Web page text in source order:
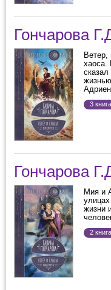
Гончарова
Ветер,
хаоса.
3 книга
Гончарова
Мия и
жизни
2 книга